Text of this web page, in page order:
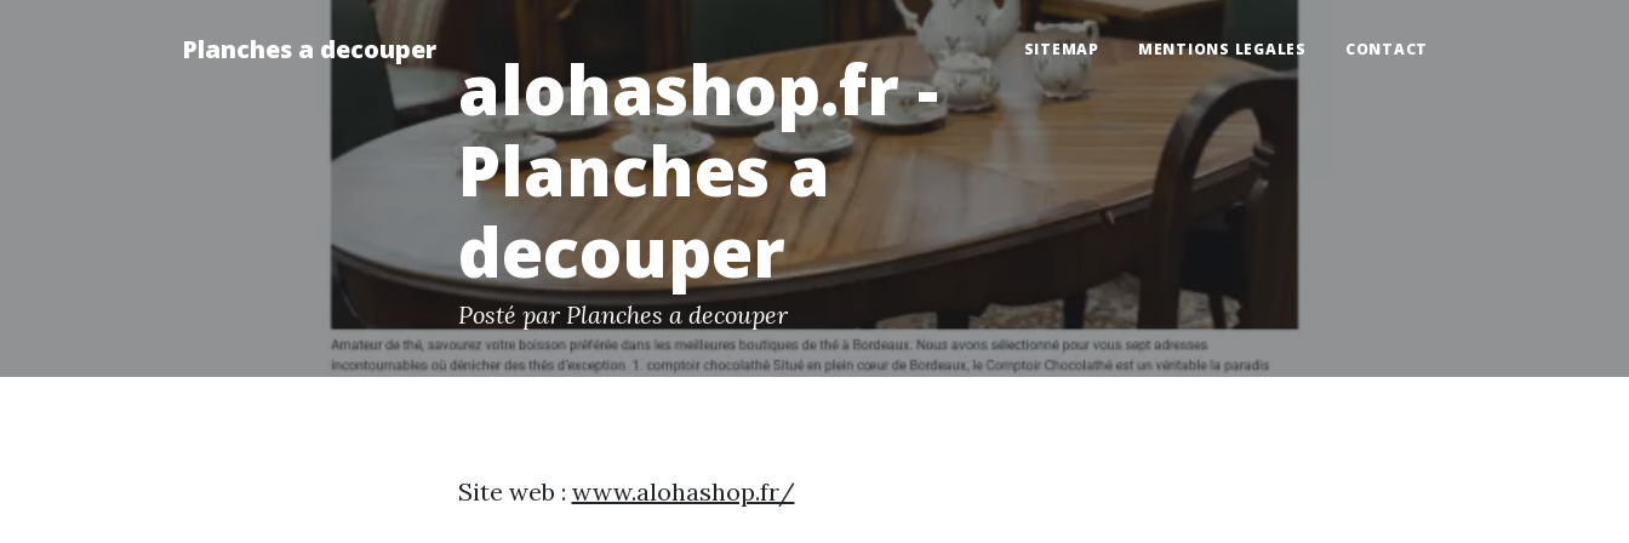
Planches a decouper SITEMAP MENTIONS LEGALES CONTACT
alohashop.fr -
Planches a
decouper
Posté par Planches a decouper
Site web : www.alohashop.fr/